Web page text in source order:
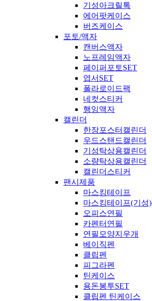
기성아크릴톡
에어팟케이스
버즈케이스
포토/액자
캔버스액자
노프레임액자
페이퍼포토SET
엽서SET
폴라로이드팩
네컷스티커
행잉액자
캘린더
한장포스터캘린더
우드스탠드캘린더
기성탁상용캘린더
소량탁상용캘린더
캘린더스티커
팬시제품
마스킹테이프
마스킹테이프(기성)
오피스연필
카펜터연필
연필모양지우개
베이직펜
클립펜
피그라펜
틴케이스
용돈봉투SET
클립펜 틴케이스